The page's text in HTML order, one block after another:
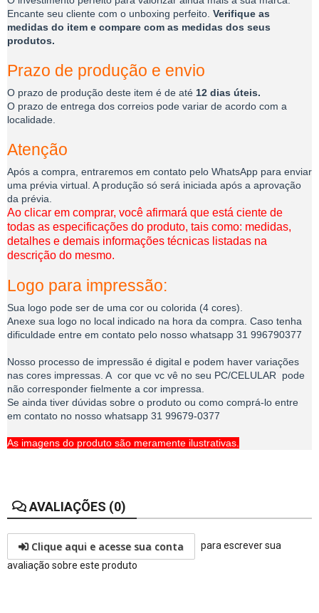
Encante seu cliente com o unboxing perfeito. Verifique as
medidas do item e compare com as medidas dos seus
produtos.
Prazo de produção e envio
O prazo de produção deste item é de até 12 dias úteis.
O prazo de entrega dos correios pode variar de acordo com a
localidade.
Atenção
Após a compra, entraremos em contato pelo WhatsApp para enviar
uma prévia virtual. A produção só será iniciada após a aprovação
da prévia.
Ao clicar em comprar, você afirmará que está ciente de
todas as especificações do produto, tais como: medidas,
detalhes e demais informações técnicas listadas na
descrição do mesmo.
Logo para impressão:
Sua logo pode ser de uma cor ou colorida (4 cores).
Anexe sua logo no local indicado na hora da compra. Caso tenha
dificuldade entre em contato pelo nosso whatsapp 31 996790377
Nosso processo de impressão é digital e podem haver variações
nas cores impressas. A cor que vc vê no seu PC/CELULAR pode
não corresponder fielmente a cor impressa.
Se ainda tiver dúvidas sobre o produto ou como comprá-lo entre
em contato no nosso whatsapp 31 99679-0377
As imagens do produto são meramente ilustrativas.
AVALIAÇÕES (0)
Clique aqui e acesse sua conta
para escrever sua
avaliação sobre este produto